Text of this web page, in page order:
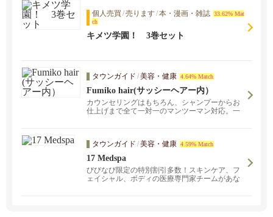
個人売買 /売ります/本・漫画・雑誌 33.62% Mat
ch
キメツ学園！ 3巻セット
タウンガイド /美容・健康 4.64% Match
Fumiko hair(サッシーヘアー内）
カウンセリングはもちろん、シャンプーからお
仕上げまで全て一対一のマンツーマン対応。一
タウンガイド /美容・健康 4.59% Match
17 Medspa
びびなび限定の特別割引多数！スキンケア、フ
ェイシャル、ボディの医療専門家チームがあな